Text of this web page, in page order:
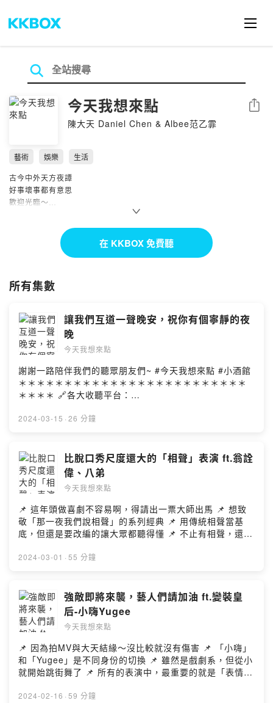
今天我想來點
陳大天 Daniel Chen & Albee范乙霏
分享
藝術 娛樂
生活
古今中外天方夜譚
好事壞事都有意思
歡迎光臨～
Hosting provided by SoundOn
在 KKBOX 免費聽
所有集數
讓我們互道一聲晚安，祝你有個寧靜的夜
晚
今天我想來點
謝謝一路陪伴我們的聽眾朋友們~ #今天我想來點 #小酒館
＊＊＊＊＊＊＊＊＊＊＊＊＊＊＊＊＊＊＊＊＊＊＊＊＊
＊＊＊＊ 🔗各大收聽平台：
完節目想給我們留言、拍拍或稱讚
https://pse.is/3dvr26 陳大天FB https://pse.is/vurnn 陳
大天IG https://pse.is/qjfny 陳大天YouTube 表演者頻道
https://pse.is/w6v5c 陳大天YouTube脫口秀頻道
https://pse.is/3eljfw --Hosting provided by SoundOn
2024-03-15 · 26 分鐘
比脫口秀尺度還大的「相聲」表演 ft.翁詮
偉、八弟
今天我想來點
📌 這年頭做喜劇不容易啊，得請出一票大師出馬 📌 想致
敬「那一夜我們說相聲」的系列經典 📌 用傳統相聲當基
底，但還是要改編的讓大眾都聽得懂 📌 不止有相聲，還有
家的眼簾 📌 劇中精心設置的各種經典段子： 向那一夜致
定班底？！ 📌 團長「三顧茅蘆」的精神促成這次的華麗演
出陣容 📌 段子與內容都會跟隨著時事來即時調整 📌 青年
新血的投入，讓劇場越來越活躍 📌 一起進劇場讓這群喜劇
人來療癒你吧~ 立即購票→
https://www.opentix.life/event/170107439472224256
0 演出資訊 5/04（六）14:30 花蓮縣政府文化局演藝堂
（陳大天演出） 6/09（日）14:30、19:30 台北中油大樓
國光會議廳 6/22（六）14:30、19:30 高雄市立社會教育
館演藝廳 6/29（六）14:30、19:30 桃園市政府文化局演
2024-03-01 · 55 分鐘
強敵即將來襲，藝人們請加油 ft.變裝皇
后-小嗨Yugee
今天我想來點
📌 因為拍MV與大天結緣～沒比較就沒有傷害 📌 「小嗨」
和「Yugee」是不同身份的切換 📌 雖然是戲劇系，但從小
就開始跳街舞了 📌 所有的表演中，最重要的就是「表情管
人加油囉~強敵即將來臨 📌 變裝皇后在全球的歷史悠久，
2024-02-16 · 59 分鐘